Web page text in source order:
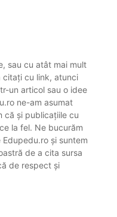
sau cu atât mai mult
citați cu link, atunci
un articol sau o idee
ne-am asumat
că și publicațiile cu
la fel. Ne bucurăm
și suntem
de a cita sursa
de respect și